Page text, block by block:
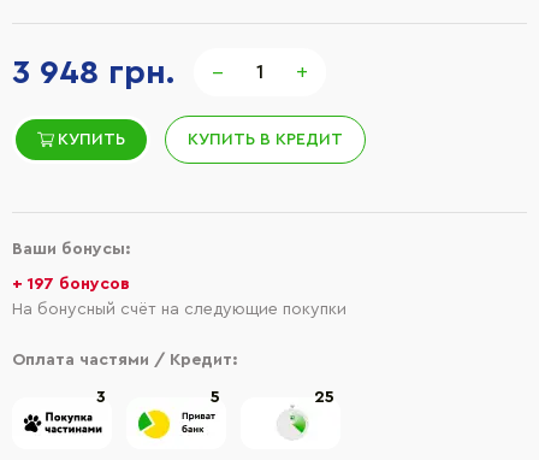
3 948 грн. − +
КУПИТЬ КУПИТЬ В КРЕДИТ
Ваши бонусы:
+ 197 бонусов
На бонусный счёт на следующие покупки
Оплата частями / Кредит:
3 5 25